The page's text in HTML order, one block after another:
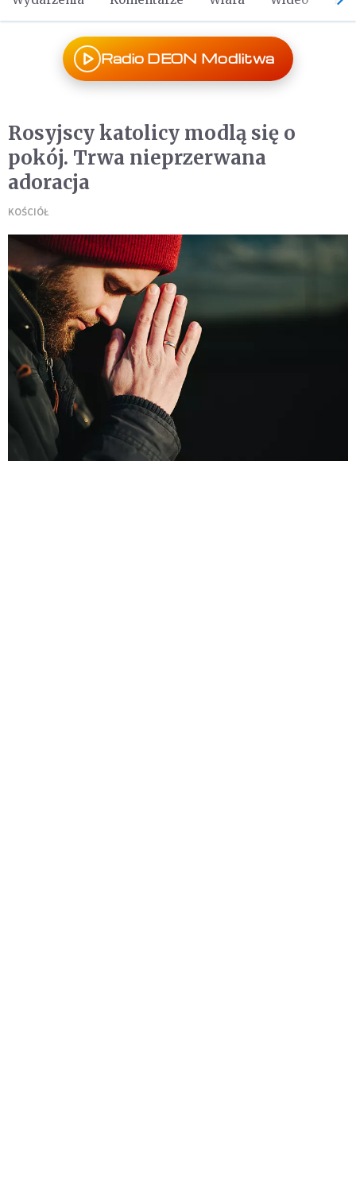
Radio DEON Modlitwa
Rosyjscy katolicy modlą się o
pokój. Trwa nieprzerwana
adoracja
KOŚCIÓŁ